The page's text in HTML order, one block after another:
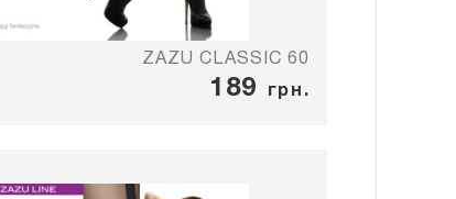
ZAZU CLASSIC 60
189 грн.